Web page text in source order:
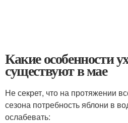
Какие особенности
существуют в мае
Не секрет, что на протяжении
сезона потребность яблони в
ослабевать: